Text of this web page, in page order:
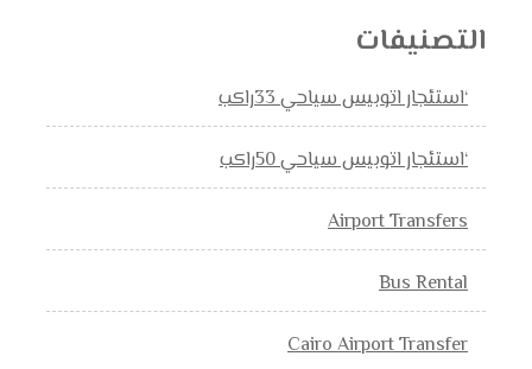
التصنيفات
‘استئجار اتوبيس سياحي 33راكب
‘استئجار اتوبيس سياحي 50راكب
Airport Transfers
Bus Rental
Cairo Airport Transfer